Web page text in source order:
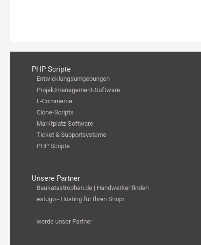
PHP Scripte
Entwicklungsumgebungen
Projektmanagement-Software
E-Commerce
Clone-Scripts
Marktplatz-Software
Ticket & Supportsysteme
PHP Scripte
Unsere Partner
Baukatastrophen.de | Handwerker finden
estugo - Hosting für Ihren Shopr
werde unser Partner